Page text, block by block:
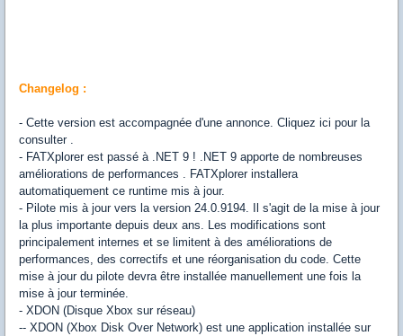
Changelog :
- Cette version est accompagnée d'une annonce. Cliquez ici pour la
consulter .
- FATXplorer est passé à .NET 9 ! .NET 9 apporte de nombreuses
améliorations de performances . FATXplorer installera
automatiquement ce runtime mis à jour.
- Pilote mis à jour vers la version 24.0.9194. Il s'agit de la mise à jour
la plus importante depuis deux ans. Les modifications sont
principalement internes et se limitent à des améliorations de
performances, des correctifs et une réorganisation du code. Cette
mise à jour du pilote devra être installée manuellement une fois la
mise à jour terminée.
- XDON (Disque Xbox sur réseau)
-- XDON (Xbox Disk Over Network) est une application installée sur